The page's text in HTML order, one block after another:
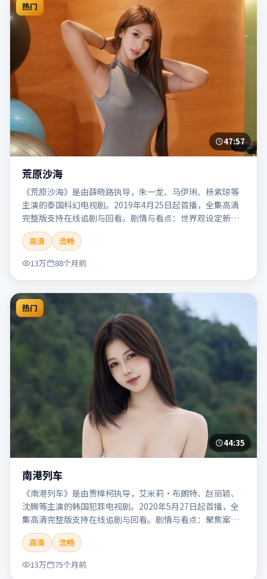
热门
47:57
荒原沙海
《荒原沙海》是由薛晓路执导，朱一龙、马伊琍、杨紫琼等
主演的泰国科幻电视剧。2019年4月25日起首播，全集高清
完整版支持在线追剧与回看。剧情与看点：世界观设定新
颖，视觉奇观与哲思并存，探讨科技与人性的边界。本片适
合检索「荒原沙海」「薛晓路」「科幻」「泰国」「2019」
「2019-04-25上映」等关键词的影迷阅读简介与主创信息。
高清
流畅
13万
88个月前
热门
44:35
南港列车
《南港列车》是由贾樟柯执导，艾米莉·布朗特、赵丽颖、
沈腾等主演的韩国犯罪电视剧。2020年5月27日起首播，全
集高清完整版支持在线追剧与回看。剧情与看点：聚焦案件
与人性灰色地带，张力十足，兼具社会观察与戏剧冲突。本
片适合检索「南港列车」「贾樟柯」「犯罪」「韩国」
「2020」「2020-05-27上映」等关键词的影迷阅读简介与主
创信息。
高清
流畅
13万
75个月前